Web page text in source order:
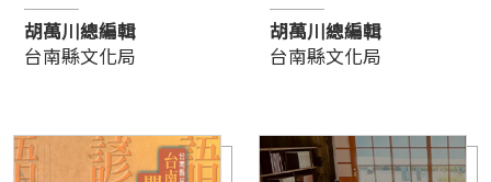
胡萬川總編輯
台南縣文化局
胡萬川總編輯
台南縣文化局